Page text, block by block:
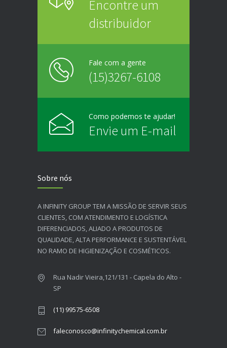
Encontre um
distribuidor
Fale com a gente
(15)3267-6108
Como podemos te ajudar!
Envie um E-mail
Sobre nós
A INFINITY GROUP TEM A MISSÃO DE SERVIR SEUS
CLIENTES, COM ATENDIMENTO E LOGÍSTICA
DIFERENCIADOS, ALIADO A PRODUTOS DE
QUALIDADE, ALTA PERFORMANCE E SUSTENTÁVEL
NO RAMO DE HIGIENIZAÇÃO E COSMÉTICOS.​
Rua Nadir Vieira,121/131 - Capela do Alto -
SP
(11) 99575-6508
faleconosco@infinitychemical.com.br